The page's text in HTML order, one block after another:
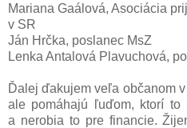
Mariana Gaálová, Asociácia
v SR
Ján Hrčka, poslanec MsZ
Lenka Antalová Plavuchová,
Ďalej ďakujem veľa občanom
ale pomáhajú ľuďom, ktorí
a nerobia to pre financie.